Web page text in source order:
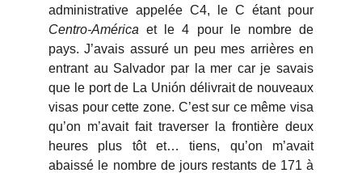
administrative appelée C4, le C étant pour
Centro-América et le 4 pour le nombre de
pays. J’avais assuré un peu mes arrières en
entrant au Salvador par la mer car je savais
que le port de La Unión délivrait de nouveaux
visas pour cette zone. C’est sur ce même visa
qu’on m’avait fait traverser la frontière deux
heures plus tôt et… tiens, qu’on m’avait
abaissé le nombre de jours restants de 171 à